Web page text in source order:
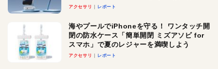
ースでおしゃれに充電したい人にオスス
アクセサリ レポート
海やプールでiPhoneを守る！ ワンタッチ開
閉の防水ケース「簡単開閉 ミズアソビ for
スマホ」で夏のレジャーを満喫しよう
アクセサリ レポート